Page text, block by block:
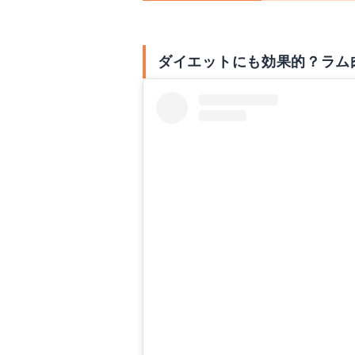
ダイエットにも効果的？ラム